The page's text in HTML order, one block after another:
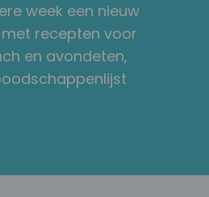
week een nieuw
recepten voor
en avondeten,